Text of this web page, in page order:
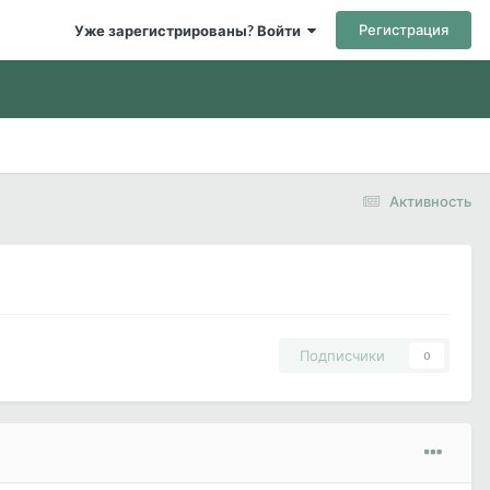
Уже зарегистрированы? Войти Регистрация
Активность
Подписчики 0